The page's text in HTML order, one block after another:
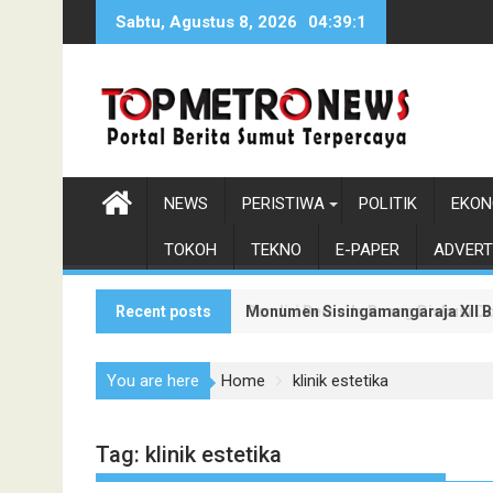
Sabtu, Agustus 8, 2026 04:39:2
NEWS PERISTIWA POLITIK
TOKOH TEKNO E-PAPER
Recent posts Monumen Sisingamangaraja XII
Pendiri Beranda Ruang Diskusi
You are here Home klinik estetika
Tag: klinik estetika